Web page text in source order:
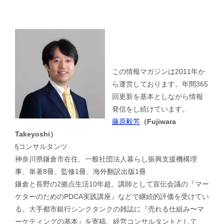
この情報マガジンは2011年か
ら運営しております。年間365
回更新を基本としながら情報
発信をし続けています。
藤原毅芳 （Fujiwara
Takeyoshi）
fjコンサルタンツ
神奈川県鎌倉市在住、一般社団法人暮らし振興支援機構理
事、単著8冊、監修1冊、海外翻訳出版1冊
鎌倉と長野の2拠点生活10年超。講師として宣伝会議の『マー
ケターのためのPDCA実践講座』などで継続的評価を受けてい
る。大手都市銀行シンクタンクの雑誌に『売れる仕組み〜マ
ーケティングの基本』を寄稿。経営コンサルタントとして